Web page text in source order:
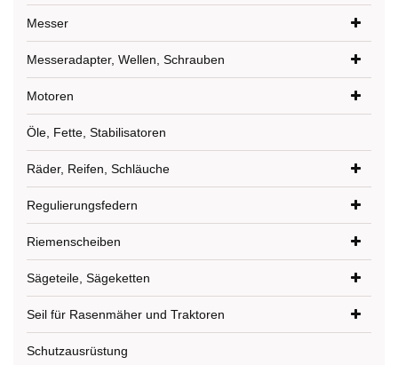
Messer
Messeradapter, Wellen, Schrauben
Motoren
Öle, Fette, Stabilisatoren
Räder, Reifen, Schläuche
Regulierungsfedern
Riemenscheiben
Sägeteile, Sägeketten
Seil für Rasenmäher und Traktoren
Schutzausrüstung